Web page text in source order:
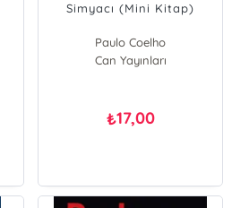
Simyacı (Mini Kitap)
Paulo Coelho
Can Yayınları
₺17,00